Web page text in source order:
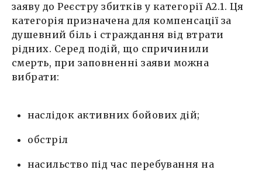
заяву до Реєстру збитків у категорії А2.1. Ця
категорія призначена для компенсації за
душевний біль і страждання від втрати
рідних. Серед подій, що спричинили
смерть, при заповненні заяви можна
вибрати:
наслідок активних бойових дій;
обстріл
насильство під час перебування на